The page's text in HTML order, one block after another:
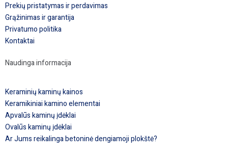
Prekių pristatymas ir perdavimas
Grąžinimas ir garantija
Privatumo politika
Kontaktai
Naudinga informacija
Keraminių kaminų kainos
Keramikiniai kamino elementai
Apvalūs kaminų įdėklai
Ovalūs kaminų įdėklai
Ar Jums reikalinga betoninė dengiamoji plokštė?